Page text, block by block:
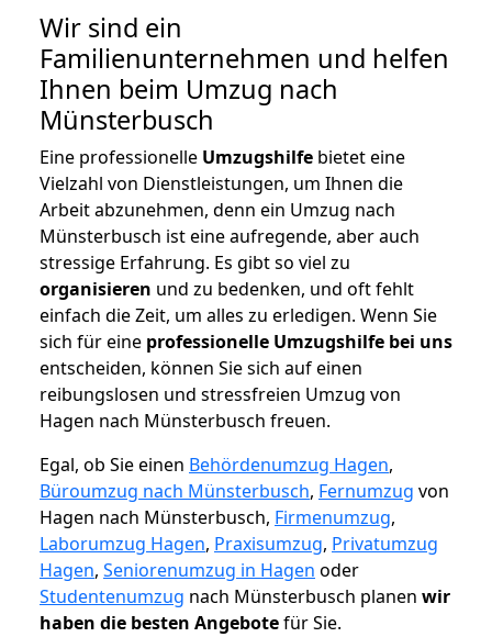
Wir sind ein
Familienunternehmen und helfen
Ihnen beim Umzug nach
Münsterbusch
Eine professionelle Umzugshilfe bietet eine
Vielzahl von Dienstleistungen, um Ihnen die
Arbeit abzunehmen, denn ein Umzug nach
Münsterbusch ist eine aufregende, aber auch
stressige Erfahrung. Es gibt so viel zu
organisieren und zu bedenken, und oft fehlt
einfach die Zeit, um alles zu erledigen. Wenn Sie
sich für eine professionelle Umzugshilfe bei uns
entscheiden, können Sie sich auf einen
reibungslosen und stressfreien Umzug von
Hagen nach Münsterbusch freuen.
Egal, ob Sie einen Behördenumzug Hagen,
Büroumzug nach Münsterbusch, Fernumzug von
Hagen nach Münsterbusch, Firmenumzug,
Laborumzug Hagen, Praxisumzug, Privatumzug
Hagen, Seniorenumzug in Hagen oder
Studentenumzug nach Münsterbusch planen wir
haben die besten Angebotefür Sie.